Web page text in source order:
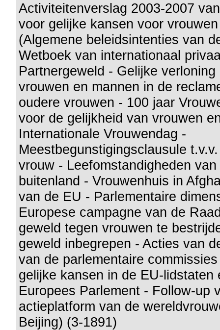
Activiteitenverslag 2003-2007
voor gelijke kansen voor
(Algemene beleidsintenties van
Wetboek van internationaal
Partnergeweld - Gelijke
vrouwen en mannen in de
oudere vrouwen - 100 jaar
voor de gelijkheid van vrouwen
Internationale Vrouwendag -
Meestbegunstigingsclausule
vrouw - Leefomstandigheden
buitenland - Vrouwenhuis in
van de EU - Parlementaire
Europese campagne van de
geweld tegen vrouwen te
geweld inbegrepen - Acties van
van de parlementaire
gelijke kansen in de EU-lidstaten
Europees Parlement - Follow-up
actieplatform van de
Beijing) (3-1891)